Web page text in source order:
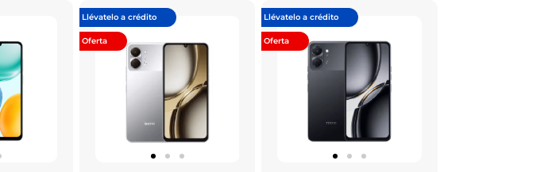
Llévatelo a crédito
Oferta
Llévatelo a crédito
Oferta